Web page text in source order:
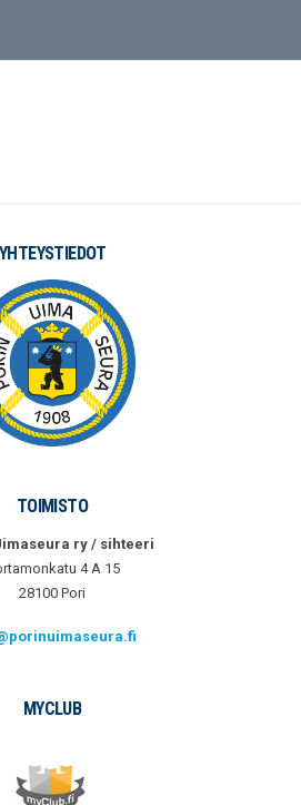
YHTEYSTIEDOT
TOIMISTO
ry / sihteeri
4 A 15
28100 Pori
MYCLUB